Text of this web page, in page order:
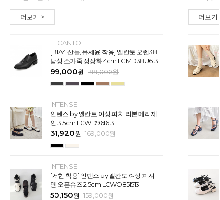
더보기 >
ELCANTO
[B1A4 산들, 유세윤 착용] 엘칸토 오렌38
남성 소가죽 정장화 4cm LCMD38U613
99,000원 199,000원
INTENSE
인텐스 by 엘칸토 여성 피치 리본 메리제
인 3.5cm LCWD96I613
31,920원 169,000원
INTENSE
[서현 착용] 인텐스 by 엘칸토 여성 피셔
맨 오픈슈즈 2.5cm LCWO85I513
50,150원 159,000원
더보기